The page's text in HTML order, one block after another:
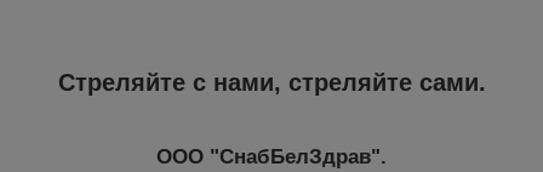
Стреляйте с нами, стреляйте сами.
ООО "СнабБелЗдрав".